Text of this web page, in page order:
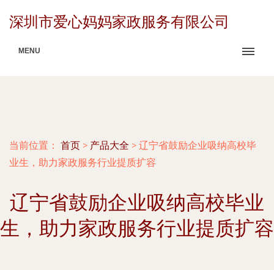
深圳市爱心妈妈家政服务有限公司
MENU
当前位置： 首页 > 产品大全 > 辽宁省鼓励企业吸纳高校毕
业生，助力家政服务行业提质扩容
辽宁省鼓励企业吸纳高校毕业
生，助力家政服务行业提质扩容